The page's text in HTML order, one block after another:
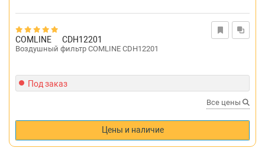
COMLINE CDH12201
Воздушный фильтр COMLINE CDH12201
Под заказ
Все цены
Цены и наличие